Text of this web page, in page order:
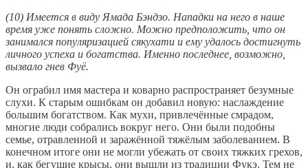
(10) Имеется в виду Ямада Бэндзо. Нападки на него в наше
время уже понять сложно. Можно предположить, что он
занимался популяризацией сякухати и ему удалось достигнуть
личного успеха и богатства. Именно последнее, возможно,
вызвало гнев Фуё.
Он ограбил имя мастера и коварно распространяет безумные
слухи. К старым ошибкам он добавил новую: наслаждение
большим богатством. Как мухи, привлечённые смрадом,
многие люди собрались вокруг него. Они были подобны
семье, отравленной и заражённой тяжёлым заболеванием. В
конечном итоге они не могли убежать от своих тяжких грехов,
и, как бегущие крысы, они вышли из традиции Фукэ. Тем не